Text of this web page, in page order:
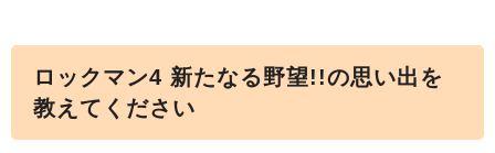
ロックマン4 新たなる野望!!の思い出を
教えてください